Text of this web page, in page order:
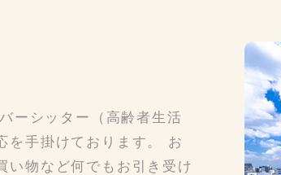
シッター（高齢者生活
を手掛けております。 お
い物など何でもお引き受け